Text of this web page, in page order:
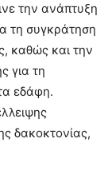
την ανάπτυξη
τη συγκράτηση
καθώς και την
για τη
εδάφη.
δακοκτονίας,